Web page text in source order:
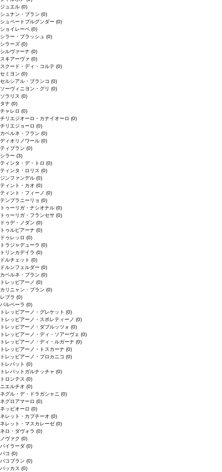
ジュエル (0)
シュナン・ブラン (0)
シュペートブルグンダー (0)
ショイレーベ (0)
シラー・ブラッシュ (0)
シラーズ (0)
シルヴァーナ (0)
スキアーヴァ (0)
スクード・ディ・コルテ (0)
セミヨン (0)
セルシアル・ブランコ (0)
ソーヴィニヨン・グリ (0)
ソラリス (0)
タナ (0)
チャレロ (0)
チリエジオーロ・カナイオーロ (0)
チリエジョーロ (0)
カベルネ・フラン (0)
ディオリノワール (0)
ティブラン (0)
シラー (3)
ティンタ・デ・トロ (0)
ティンタ・ロリス (0)
ジンファンデル (0)
ティント・カオ (0)
ティント・フィーノ (0)
テンプラニーリョ (0)
トゥーリガ・ナシオナル (0)
トゥーリガ・フランセサ (0)
ドゥデ・ノダン (0)
トゥルビアーナ (0)
ドゥレッロ (0)
トラジャデューラ (0)
トリンカデイラ (0)
ドルチェット (0)
ドルンフェルダー (0)
カベルネ・ブラン (0)
トレッビアーノ (0)
カリニャン・ブラン (0)
レブラ (0)
バルベーラ (0)
トレッビアーノ・グレケット (0)
トレッビアーノ・スポレティーノ (0)
トレッビアーノ・ダブルッツォ (0)
トレッビアーノ・ディ・ソアーヴェ (0)
トレッビアーノ・ディ・ルガーナ (0)
トレッビアーノ・トスカーナ (0)
トレッビアーノ・プロカニコ (0)
トレパット (0)
トレパットガルナッチャ (0)
トロンテス (0)
ニエルチオ (0)
ネグル・デ・ドラガシャニ (0)
ネグロアマーロ (0)
ネッビオーロ (0)
ネレット・カプチーオ (0)
ネレット・マスカレーゼ (0)
ネロ・ダヴォラ (0)
ノヴァク (0)
バイラーダ (0)
バコ (0)
バコブラン (0)
バッカス (0)